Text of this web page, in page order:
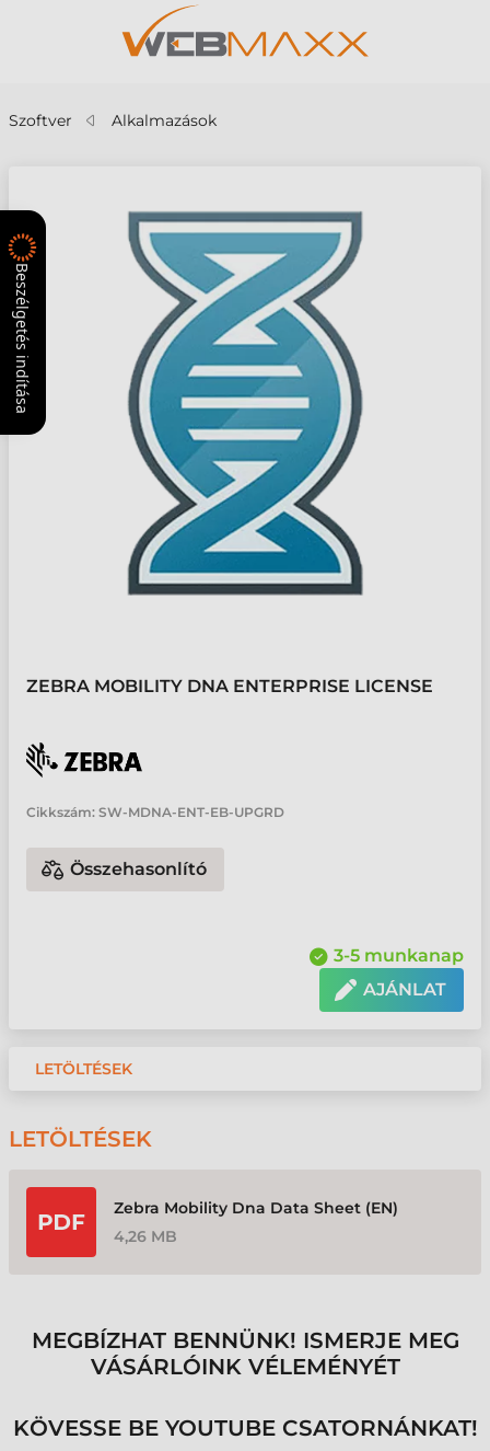
Szoftver Alkalmazások
ZEBRA MOBILITY DNA ENTERPRISE LICENSE
Cikkszám: SW-MDNA-ENT-EB-UPGRD
Összehasonlító
3-5 munkanap
AJÁNLAT
LETÖLTÉSEK
LETÖLTÉSEK
Zebra Mobility Dna Data Sheet (EN)
4,26 MB
MEGBÍZHAT BENNÜNK! ISMERJE MEG
VÁSÁRLÓINK VÉLEMÉNYÉT
KÖVESSE BE YOUTUBE CSATORNÁNKAT!
Beszélgetés indítása